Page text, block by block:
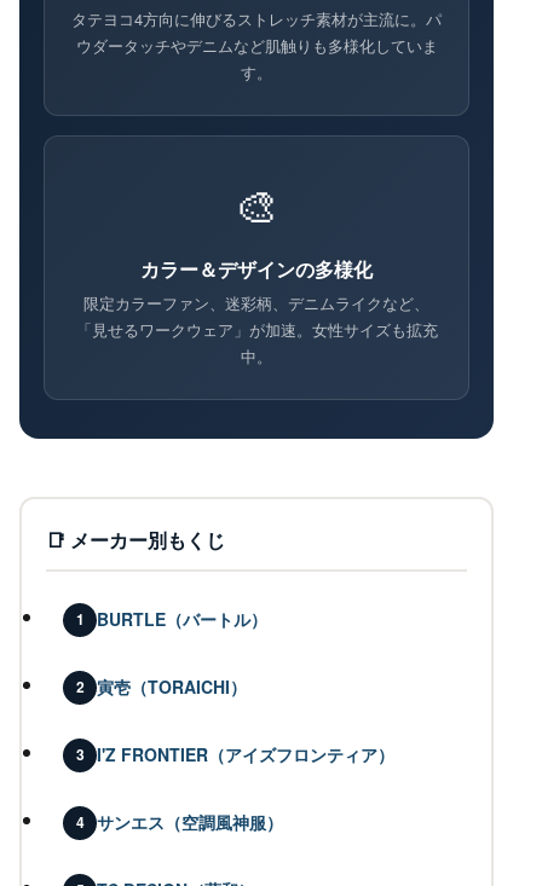
タテヨコ4方向に伸びるストレッチ素材が主流に。パ
ウダータッチやデニムなど肌触りも多様化していま
す。
🎨
カラー＆デザインの多様化
限定カラーファン、迷彩柄、デニムライクなど、
「見せるワークウェア」が加速。女性サイズも拡充
中。
📑 メーカー別もくじ
1 BURTLE（バートル）
2 寅壱（TORAICHI）
3 I'Z FRONTIER（アイズフロンティア）
4 サンエス（空調風神服）